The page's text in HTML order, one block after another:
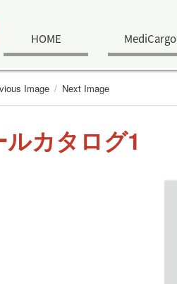
HOME MediCargo
Image Next Image
カタログ1